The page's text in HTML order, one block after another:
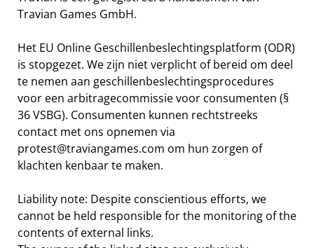
Travian Games GmbH.
Het EU Online Geschillenbeslechtingsplatform (ODR)
is stopgezet. We zijn niet verplicht of bereid om deel
te nemen aan geschillenbeslechtingsprocedures
voor een arbitragecommissie voor consumenten (§
36 VSBG). Consumenten kunnen rechtstreeks
contact met ons opnemen via
protest@traviangames.com om hun zorgen of
klachten kenbaar te maken.
Liability note: Despite conscientious efforts, we
cannot be held responsible for the monitoring of the
contents of external links.